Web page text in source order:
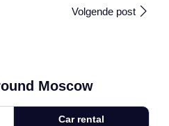
Volgende post
Moscow
Car rental